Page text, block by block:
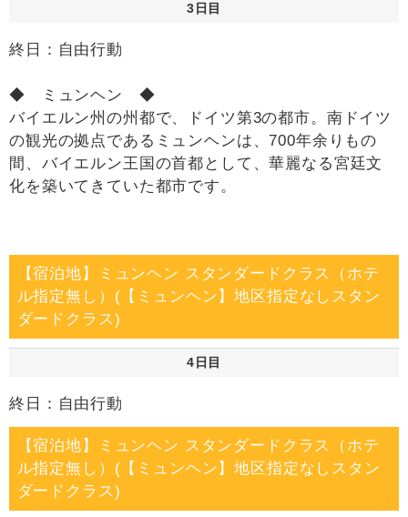
3日目
終日：自由行動
◆ ミュンヘン ◆
バイエルン州の州都で、ドイツ第3の都市。南ドイツ
の観光の拠点であるミュンヘンは、700年余りもの
間、バイエルン王国の首都として、華麗なる宮廷文
化を築いてきていた都市です。
【宿泊地】ミュンヘン スタンダードクラス（ホテ
ル指定無し）(【ミュンヘン】地区指定なしスタン
ダードクラス)
4日目
終日：自由行動
【宿泊地】ミュンヘン スタンダードクラス（ホテ
ル指定無し）(【ミュンヘン】地区指定なしスタン
ダードクラス)